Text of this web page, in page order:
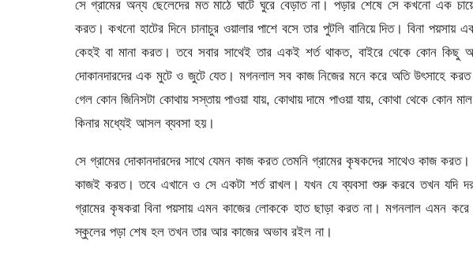
সে গ্রামের অন্য ছেলেদের মত মাঠে ঘাটে ঘুরে বেড়াত না। পড়ার শেষে সে কখনো এক
করত। কখনো হাটের দিনে চানাচুর ওয়ালার পাশে বসে তার পুটলি বানিয়ে দিত। বিনা
কেহই বা মানা করত। তবে সবার সাথেই তার একই শর্ত থাকত, বাইরে থেকে কোন কিছু
দোকানদারদের এক মুটে ও জুটে যেত। মগনলাল সব কাজ নিজের মনে করে অতি উৎসাহে করত।
গেল কোন জিনিসটা কোথায় সস্তায় পাওয়া যায়, কোথায় দামে পাওয়া যায়, কোথা থেকে কোন
কিনার মধ্যেই আসল ব্যবসা হয়।
সে গ্রামের দোকানদারদের সাথে যেমন কাজ করত তেমনি গ্রামের কৃষকদের সাথেও কাজ
কাজই করত। তবে এখানে ও সে একটা শর্ত রাখল। যখন যে ব্যবসা শুরু করবে তখন যদি
গ্রামের কৃষকরা বিনা পয়সায় এমন কাজের লোককে হাত ছাড়া করত না। মগনলাল এমন
স্কুলের পড়া শেষ হল তখন তার আর কাজের অভাব রইল না।